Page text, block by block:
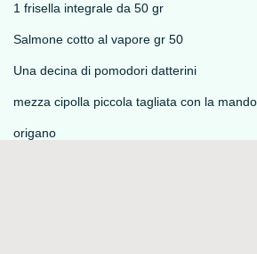
1 frisella integrale da 50 gr
Salmone cotto al vapore gr 50
Una decina di pomodori datterini
mezza cipolla piccola tagliata con la
origano